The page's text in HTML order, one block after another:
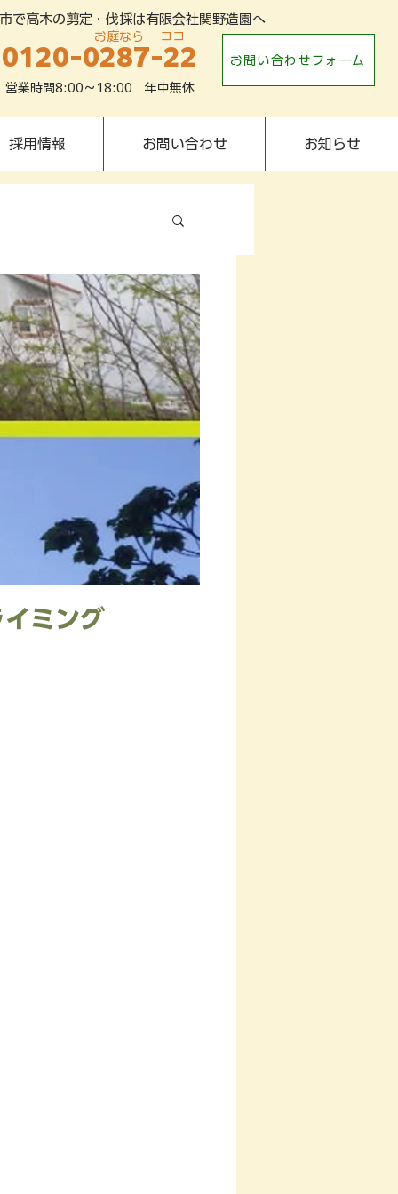
で高木の剪定・伐採は有限会社関野造園へ
0120-0287-22
​お庭なら ココ
営業時間8:00～18:00 年中無休
お問い合わせフォーム
採用情報 お問い合わせ お知らせ
ミング